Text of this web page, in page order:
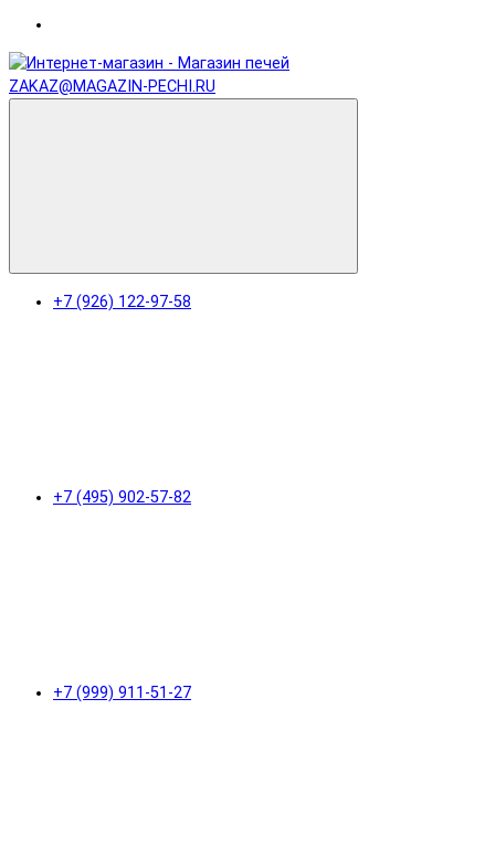
ZAKAZ@MAGAZIN-PECHI.RU
+7 (926) 122-97-58
+7 (495) 902-57-82
+7 (999) 911-51-27